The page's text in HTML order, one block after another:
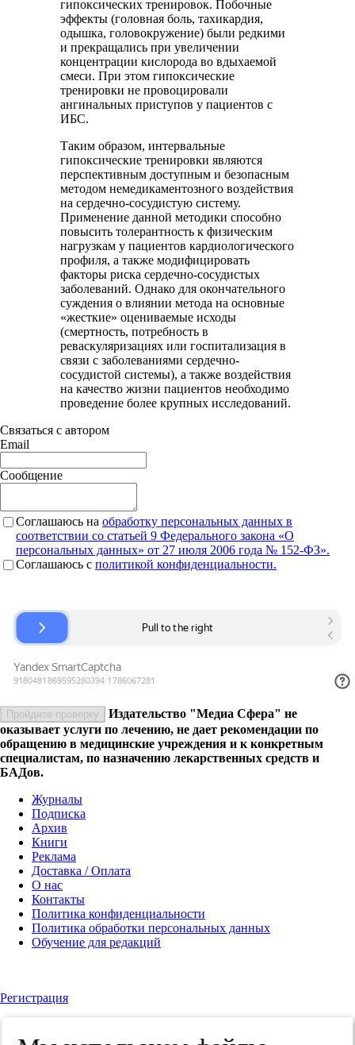
гипоксических тренировок. Побочные
эффекты (головная боль, тахикардия,
одышка, головокружение) были редкими
и прекращались при увеличении
концентрации кислорода во вдыхаемой
смеси. При этом гипоксические
тренировки не провоцировали
ангинальных приступов у пациентов с
ИБС.
Таким образом, интервальные
гипоксические тренировки являются
перспективным доступным и безопасным
методом немедикаментозного воздействия
на сердечно-сосудистую систему.
Применение данной методики способно
повысить толерантность к физическим
нагрузкам у пациентов кардиологического
профиля, а также модифицировать
факторы риска сердечно-сосудистых
заболеваний. Однако для окончательного
суждения о влиянии метода на основные
«жесткие» оцениваемые исходы
(смертность, потребность в
реваскуляризациях или госпитализация в
связи с заболеваниями сердечно-
сосудистой системы), а также воздействия
на качество жизни пациентов необходимо
проведение более крупных исследований.
Связаться с автором
Email
Сообщение
Соглашаюсь на обработку персональных данных в
соответствии со статьей 9 Федерального закона «О
персональных данных» от 27 июля 2006 года № 152-ФЗ».
Соглашаюсь c политикой конфиденциальности.
Пройдите проверку
Издательство "Медиа Сфера" не
оказывает услуги по лечению, не дает рекомендации по
обращению в медицинские учреждения и к конкретным
специалистам, по назначению лекарственных средств и
БАДов.
Журналы
Подписка
Архив
Книги
Реклама
Доставка / Оплата
О нас
Контакты
Политика конфиденциальности
Политика обработки персональных данных
Обучение для редакций
Регистрация
+7 (495) 482-4118